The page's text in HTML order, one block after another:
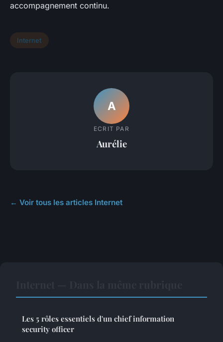
accompagnement continu.
Internet
A
ECRIT PAR
Aurélie
← Voir tous les articles Internet
Les 5 rôles essentiels d'un chief information
security officer